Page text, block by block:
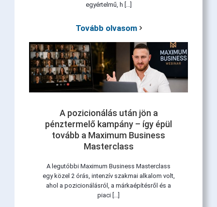
egyértelmű, h [...]
Tovább olvasom
A pozicionálás után jön a
pénztermelő kampány – így épül
tovább a Maximum Business
Masterclass
A legutóbbi Maximum Business Masterclass
egy közel 2 órás, intenzív szakmai alkalom volt,
ahol a pozicionálásról, a márkaépítésről és a
piaci [...]